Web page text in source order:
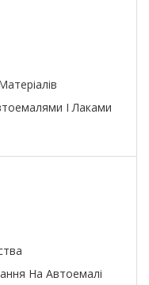
І Лаками
На Автоемалі